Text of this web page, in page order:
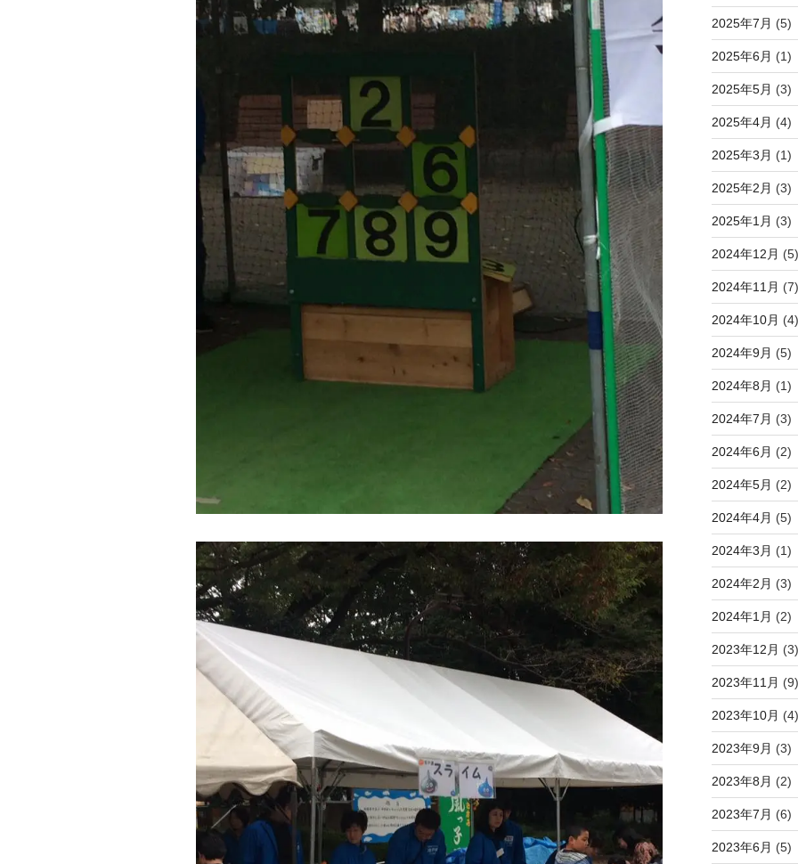
2025年7月 (5)
2025年6月 (1)
2025年5月 (3)
2025年4月 (4)
2025年3月 (1)
2025年2月 (3)
2025年1月 (3)
2024年12月 (5)
2024年11月 (7)
2024年10月 (4)
2024年9月 (5)
2024年8月 (1)
2024年7月 (3)
2024年6月 (2)
2024年5月 (2)
2024年4月 (5)
2024年3月 (1)
2024年2月 (3)
2024年1月 (2)
2023年12月 (3)
2023年11月 (9)
2023年10月 (4)
2023年9月 (3)
2023年8月 (2)
2023年7月 (6)
2023年6月 (5)